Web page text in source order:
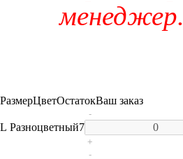
менеджер.
РазмерЦветОстатокВаш заказ
L Разноцветный7
-
+
-